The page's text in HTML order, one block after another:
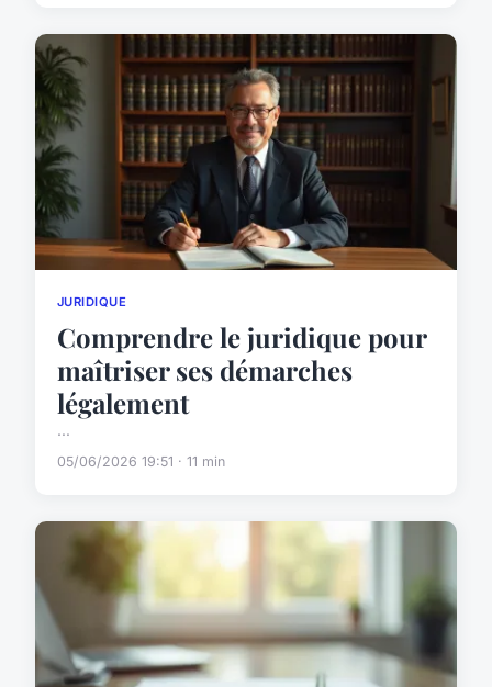
JURIDIQUE
Comprendre le juridique pour
maîtriser ses démarches
légalement
...
05/06/2026 19:51 · 11 min